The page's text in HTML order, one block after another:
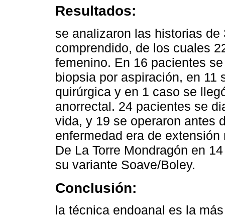
Resultados:
se analizaron las historias
comprendido, de los cuales
femenino. En 16 pacientes
biopsia por aspiración, en 11
quirúrgica y en 1 caso se
anorrectal. 24 pacientes se
vida, y 19 se operaron antes
enfermedad era de
De La Torre Mondragón en
su variante Soave/Boley.
Conclusión:
la técnica endoanal es la